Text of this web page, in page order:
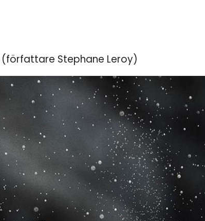
(författare Stephane Leroy)